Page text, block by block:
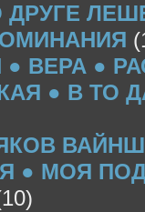
ВЕРА ●
● В ТО
● МОЯ